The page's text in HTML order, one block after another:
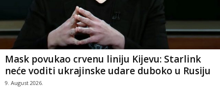
Mask povukao crvenu liniju Kijevu: Starlink
neće voditi ukrajinske udare duboko u Rusiju
9. August 2026.